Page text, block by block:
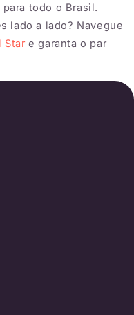
todo o Brasil.
lado a lado? Navegue
Stare garanta o par